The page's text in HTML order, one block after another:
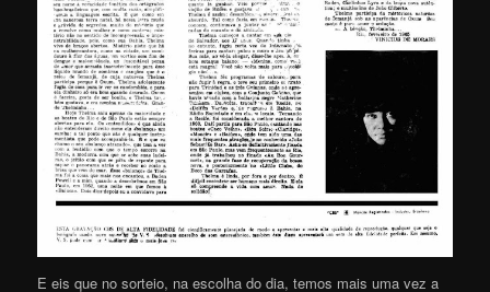
E eis que no sorteio, na escolha do dia, temos mais uma vez a